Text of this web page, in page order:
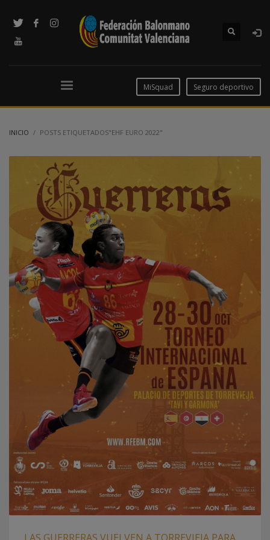
MiSquad Seguro deportivo
INICIO POSTS ETIQUETADOS"EHF EURO 2022"